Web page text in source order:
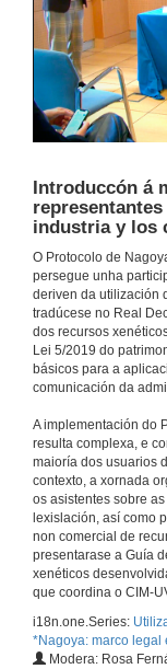
Introduccón á
industria y los
O Protocolo de
persegue unha
deriven da utilización
tradúcese no Real
dos recursos
Lei 5/2019 do
básicos para a
comunicación da
A implementación do
resulta complexa, e
maioría dos usuarios
contexto, a xornada
os asistentes sobre
lexislación, así como
non comercial de
presentarase a Guía
xenéticos
que coordina o CIM-
i18n.one.Series:
*Nagoya: marco legal
Modera: Rosa